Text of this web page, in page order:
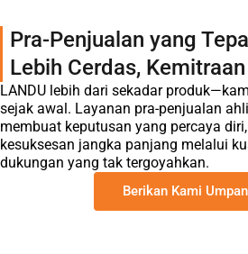
Pra-Penjualan yang
Lebih Cerdas,
LANDU lebih dari sekadar
sejak awal. Layanan pra-penjualan
membuat keputusan yang percaya
kesuksesan jangka panjang melalui
dukungan yang tak tergoyahkan.
Berikan Kami